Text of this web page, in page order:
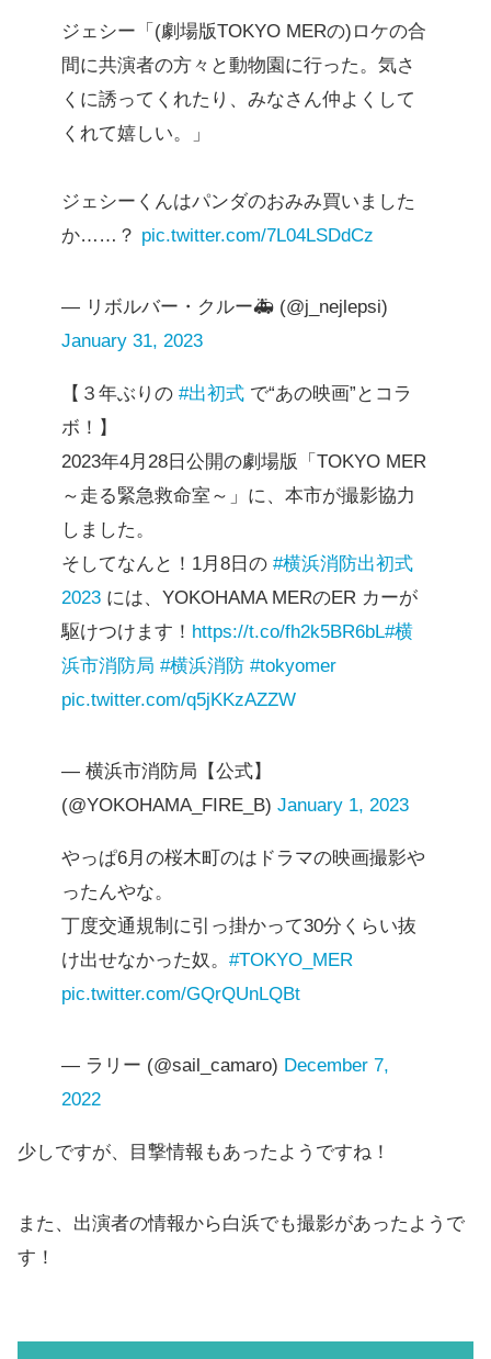
ジェシー「(劇場版TOKYO MERの)ロケの合
間に共演者の方々と動物園に行った。気さ
くに誘ってくれたり、みなさん仲よくして
くれて嬉しい。」
ジェシーくんはパンダのおみみ買いました
か……？ pic.twitter.com/7L04LSDdCz
— リボルバー・クルー🚑 (@j_nejlepsi)
January 31, 2023
【３年ぶりの #出初式 で“あの映画”とコラ
ボ！】
2023年4月28日公開の劇場版「TOKYO MER
～走る緊急救命室～」に、本市が撮影協力
しました。
そしてなんと！1月8日の #横浜消防出初式
2023 には、YOKOHAMA MERのER カーが
駆けつけます！ https://t.co/fh2k5BR6bL#横
浜市消防局 #横浜消防 #tokyomer
pic.twitter.com/q5jKKzAZZW
— 横浜市消防局【公式】
(@YOKOHAMA_FIRE_B) January 1, 2023
やっぱ6月の桜木町のはドラマの映画撮影や
ったんやな。
丁度交通規制に引っ掛かって30分くらい抜
け出せなかった奴。 #TOKYO_MER
pic.twitter.com/GQrQUnLQBt
— ラリー (@sail_camaro) December 7,
2022
少しですが、目撃情報もあったようですね！
また、出演者の情報から白浜でも撮影があったようで
す！